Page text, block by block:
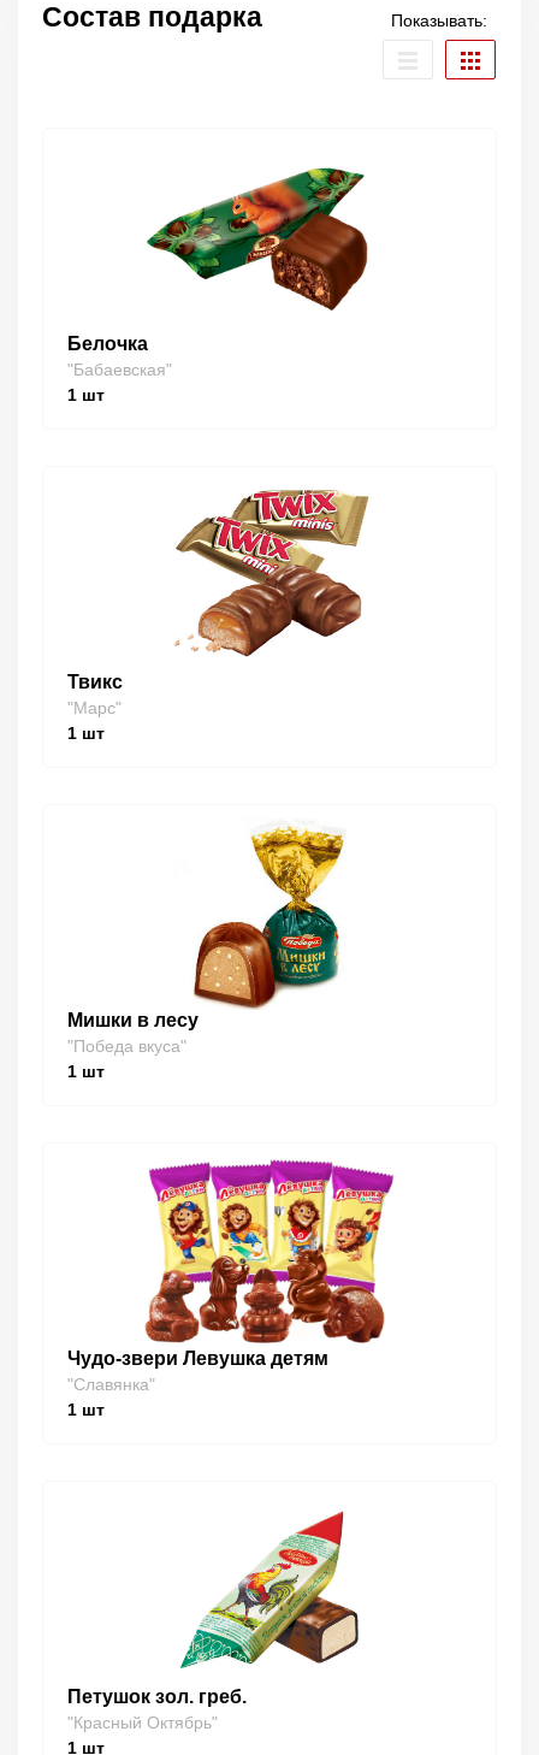
Состав подарка Показывать:
Белочка
"Бабаевская"
1 шт
Твикс
"Марс"
1 шт
Мишки в лесу
"Победа вкуса"
1 шт
Чудо-звери Левушка детям
"Славянка"
1 шт
Петушок зол. греб.
"Красный Октябрь"
1 шт